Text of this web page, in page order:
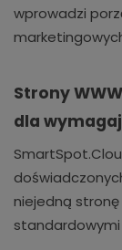
wprowadzi
Strony
dla
niejedną